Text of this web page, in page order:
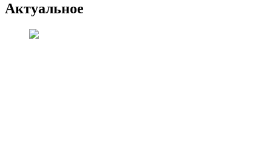
Актуальное